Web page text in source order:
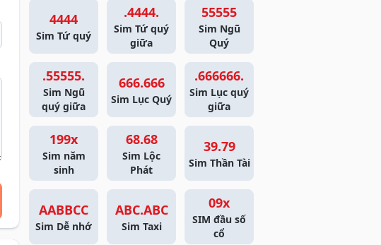
4444
Sim Tứ quý
.4444.
Sim Tứ quý
giữa
55555
Sim Ngũ
Quý
.55555.
Sim Ngũ
quý giữa
666.666
Sim Lục Quý
.666666.
Sim Lục quý
giữa
199x
Sim năm
sinh
68.68
Sim Lộc
Phát
39.79
Sim Thần Tài
AABBCC
Sim Dễ nhớ
ABC.ABC
Sim Taxi
09x
SIM đầu số
cổ